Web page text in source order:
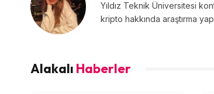
Yıldız Teknik Üniversitesi
kripto hakkında araştırma
Alakalı Haberler